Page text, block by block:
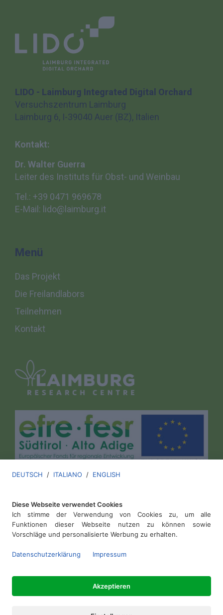
LIDO - Laimburg Integrated Digital Orchard
Versuchszentrum Laimburg
Laimburg 6, I-39040 Auer (BZ), Italien
Kontakt:
Dr. Walter Guerra
Leiter des Instituts für Obst- und Weinbau
Tel.: +39 0471 969678
E-Mail: lido@laimburg.it
Menü
Das Projekt
Die Freilandlabors
Teilnehmen
Kontakt
Versuchszentrum Laimburg
Datenschutz .
DEUTSCH / ITALIANO / ENGLISH
Diese Webseite verwendet Cookies
Ich stimme der Verwendung von Cookies zu, um alle
Funktionen dieser Webseite nutzen zu können sowie
Vorschläge und personalisierte Werbung zu erhalten.
Datenschutzerklärung Impressum
Akzeptieren